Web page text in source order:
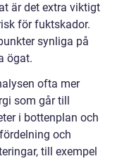
är det extra viktigt
för fuktskador.
synliga på
ögat.
ofta mer
som går till
i bottenplan och
och
till exempel